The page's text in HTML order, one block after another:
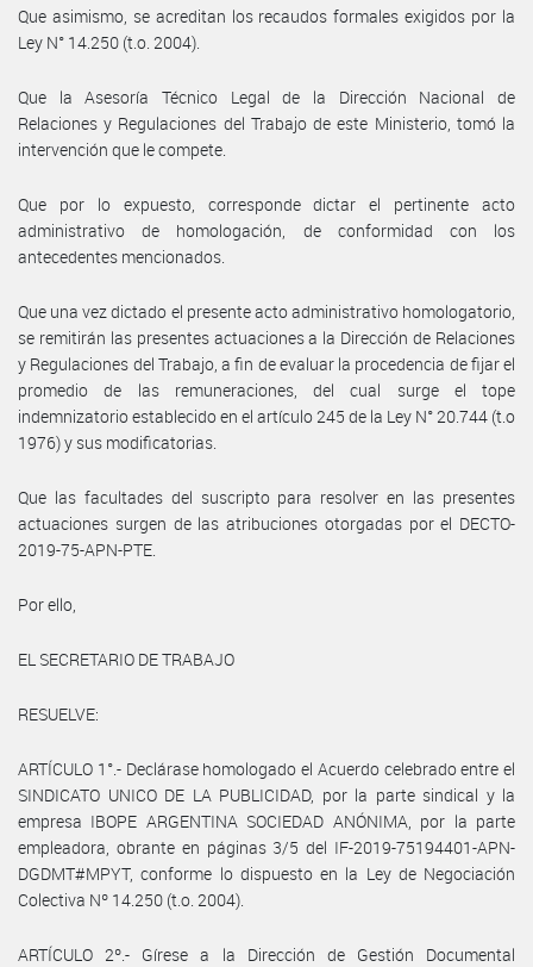
Que asimismo, se acreditan los recaudos formales exigidos por la
Ley N° 14.250 (t.o. 2004).
Que la Asesoría Técnico Legal de la Dirección Nacional de
Relaciones y Regulaciones del Trabajo de este Ministerio, tomó la
intervención que le compete.
Que por lo expuesto, corresponde dictar el pertinente acto
administrativo de homologación, de conformidad con los
antecedentes mencionados.
Que una vez dictado el presente acto administrativo homologatorio,
se remitirán las presentes actuaciones a la Dirección de Relaciones
y Regulaciones del Trabajo, a fin de evaluar la procedencia de fijar el
promedio de las remuneraciones, del cual surge el tope
indemnizatorio establecido en el artículo 245 de la Ley N° 20.744 (t.o
1976) y sus modificatorias.
Que las facultades del suscripto para resolver en las presentes
actuaciones surgen de las atribuciones otorgadas por el DECTO-
2019-75-APN-PTE.
Por ello,
EL SECRETARIO DE TRABAJO
RESUELVE:
ARTÍCULO 1°.- Declárase homologado el Acuerdo celebrado entre el
SINDICATO UNICO DE LA PUBLICIDAD, por la parte sindical y la
empresa IBOPE ARGENTINA SOCIEDAD ANÓNIMA, por la parte
empleadora, obrante en páginas 3/5 del IF-2019-75194401-APN-
DGDMT#MPYT, conforme lo dispuesto en la Ley de Negociación
Colectiva Nº 14.250 (t.o. 2004).
ARTÍCULO 2º.- Gírese a la Dirección de Gestión Documental